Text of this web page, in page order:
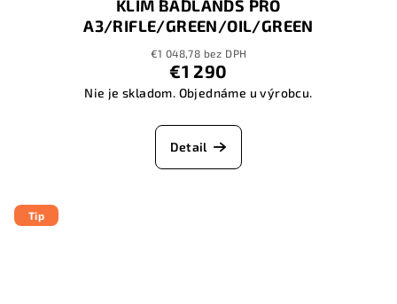
KLIM BADLANDS PRO
A3/RIFLE/GREEN/OIL/GREEN
€1 048,78 bez DPH
€1 290
Nie je skladom. Objednáme u výrobcu.
Detail
Tip